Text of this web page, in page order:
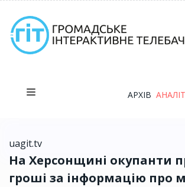
АРХІВ
uagit.tv
На Херсонщині окупанти
гроші за інформацію про